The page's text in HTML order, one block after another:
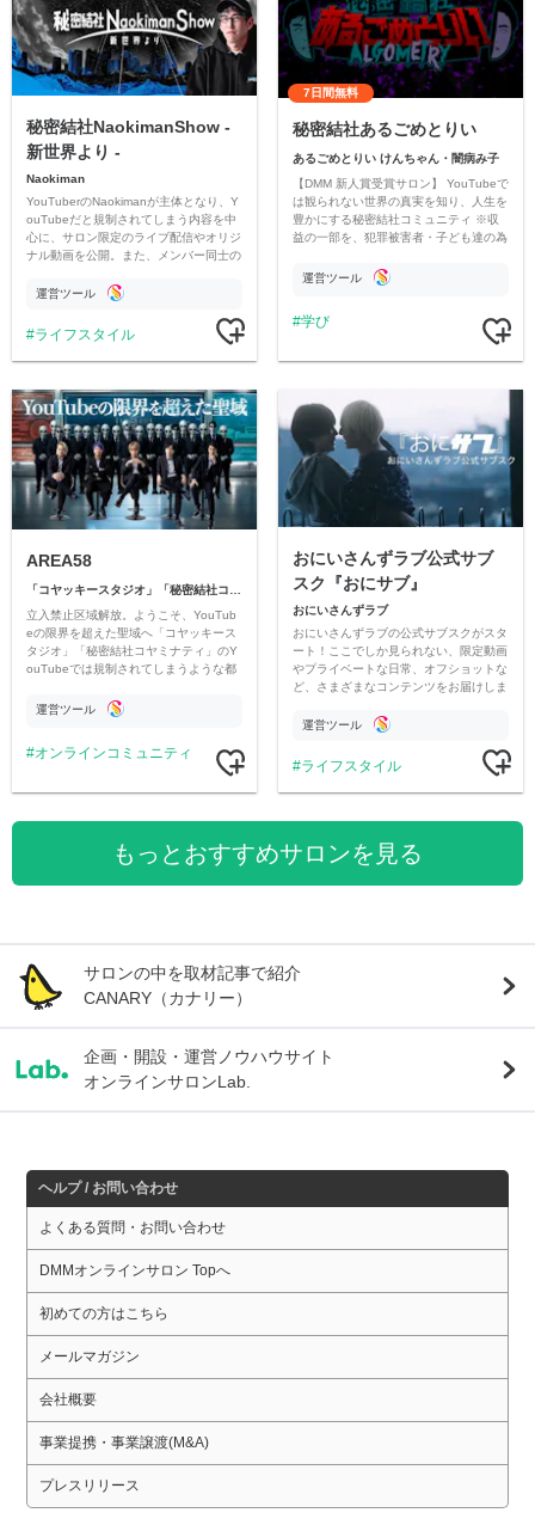
秘密結社NaokimanShow -
新世界より -
Naokiman
YouTuberのNaokimanが主体となり、Y
ouTubeだと規制されてしまう内容を中
心に、サロン限定のライブ配信やオリジ
ナル動画を公開。また、メンバー同士の
ただいています。
運営ツール
ライフスタイル
7日間無料
秘密結社あるごめとりい
あるごめとりい けんちゃん・闇病み子
【DMM 新人賞受賞サロン】 YouTubeで
は観られない世界の真実を知り、人生を
豊かにする秘密結社コミュニティ ※収
益の一部を、犯罪被害者・子ども達の為
す運営ツール
学び
AREA58
立入禁止区域解放。ようこそ、YouTub
eの限界を超えた聖域へ「コヤッキース
タジオ」「秘密結社コヤミナティ」のY
ouTubeでは規制されてしまうような都
公開。
運営ツール
オンラインコミュニティ
おにいさんずラブ公式サブ
スク『おにサブ』
おにいさんずラブ
おにいさんずラブの公式サブスクがスタ
ート！ここでしか見られない、限定動画
やプライベートな日常、オフショットな
ど、さまざまなコンテンツをお届けしま
運営ツール
ライフスタイル
もっとおすすめサロンを見る
サロンの中を取材記事で紹介
CANARY（カナリー）
企画・開設・運営ノウハウサイト
オンラインサロンLab.
ヘルプ / お問い合わせ
よくある質問・お問い合わせ
DMMオンラインサロン Topへ
初めての方はこちら
メールマガジン
会社概要
事業提携・事業譲渡(M&A)
プレスリリース